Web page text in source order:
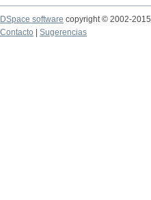
DSpace software copyright © 2002-2015
Contacto
Sugerencias